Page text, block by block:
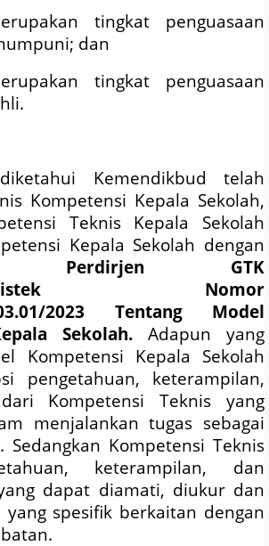
tingkat penguasaan
dan
tingkat penguasaan
Kemendikbud telah
Kompetensi Kepala Sekolah,
Teknis Kepala Sekolah
Kepala Sekolah dengan
Perdirjen GTK
Nomor
2023 Tentang Model
Sekolah. Adapun yang
Kompetensi Kepala Sekolah
pengetahuan, keterampilan,
Kompetensi Teknis yang
menjalankan tugas sebagai
Sedangkan Kompetensi Teknis
keterampilan, dan
dapat diamati, diukur dan
spesifik berkaitan dengan